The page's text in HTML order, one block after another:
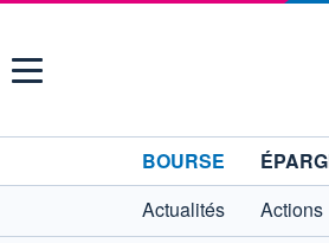
Menu
BOURSE
Actualités
Actions